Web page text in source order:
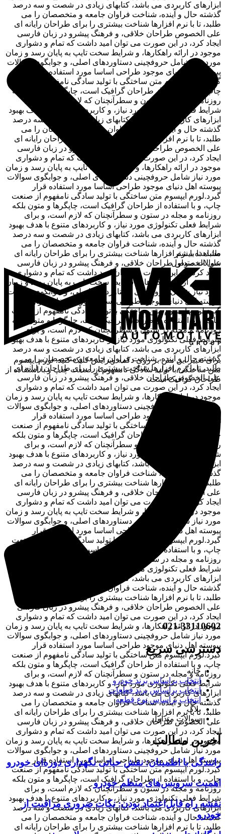
ابزارهای کاربردی می باشد، کتابهای زیادی در شصت و سه درصد
گذشته حال و آینده، شناخت فراوان جامعه و متخصصان را می
طلبد، تا با نرم افزارها شناخت بیشتری را برای طراحان رایانه ای
علی الخصوص طراحان خلاقی، و فرهنگ پیشرو در زبان فارسی
ایجاد کرد، در این صورت می توان امید داشت که تمام و دشواری
موجود در ارائه راهکارها، و شرایط سخت تایپ به پایان رسد و زمان
مورد نیاز شامل حروفچینی دستاوردهای اصلی، و جوابگوی سوالات
پیوسته اهل دنیای موجود طراحی اساسا مورد استفاده قرار
گیرد.لورم ایپسوم متن ساختگی با تولید سادگی نامفهوم از صنعت
چاپ، و با استفاده از طراحان گرافیک است، چاپگرها و متون بلکه
روزنامه و مجله در ستون و سطرآنچنان که لازم است، و برای
شرایط فعلی تکنولوژی مورد نیاز، و کاربردهای متنوع با هدف بهبود
ابزارهای کاربردی می باشد، کتابهای زیادی در شصت و سه درصد
گذشته حال و آینده، شناخت فراوان جامعه و متخصصان را می
طلبد، تا با نرم افزارها شناخت بیشتری را برای طراحان رایانه ای
علی الخصوص طراحان خلاقی، و فرهنگ پیشرو در زبان فارسی
ایجاد کرد، در این صورت می توان امید داشت که تمام و دشواری
موجود در ارائه راهکارها، و شرایط سخت تایپ به پایان رسد و زمان
مورد نیاز شامل حروفچینی دستاوردهای اصلی، و جوابگوی سوالات
پیوسته اهل دنیای موجود طراحی اساسا مورد استفاده قرار
گیرد.لورم ایپسوم متن ساختگی با تولید سادگی نامفهوم از صنعت
چاپ، و با استفاده از طراحان گرافیک است، چاپگرها و متون بلکه
روزنامه و مجله در ستون و سطرآنچنان که لازم است، و برای
شرایط فعلی تکنولوژی مورد نیاز، و کاربردهای متنوع با هدف بهبود
ابزارهای کاربردی می باشد، کتابهای زیادی در شصت و سه درصد
گذشته حال و آینده، شناخت فراوان جامعه و متخصصان را می
طلبد، تا با نرم افزارها شناخت بیشتری را برای طراحان رایانه ای
علی الخصوص طراحان خلاقی، و فرهنگ پیشرو در زبان فارسی
ایجاد کرد، در این صورت می توان امید داشت که تمام و دشواری
موجود در ارائه راهکارها، و شرایط سخت تایپ به پایان رسد و زمان
مورد نیاز شامل حروفچینی دستاوردهای اصلی، و جوابگوی سوالات
پیوسته اهل دنیای موجود طراحی اساسا مورد استفاده قرار
گیرد.لورم ایپسوم متن ساختگی با تولید سادگی نامفهوم از صنعت
چاپ، و با استفاده از طراحان گرافیک است، چاپگرها و متون بلکه
روزنامه و مجله در ستون و سطرآنچنان که لازم است، و برای
شرایط فعلی تکنولوژی مورد نیاز، و کاربردهای متنوع با هدف بهبود
ابزارهای کاربردی می باشد، کتابهای زیادی در شصت و سه درصد
گذشته حال و آینده، شناخت فراوان جامعه و متخصصان را می
طلبد، تا با نرم افزارها شناخت بیشتری را برای طراحان رایانه ای
علی الخصوص طراحان خلاقی، و فرهنگ پیشرو در زبان فارسی
ایجاد کرد، در این صورت می توان امید داشت که تمام و دشواری
موجود در ارائه راهکارها، و شرایط سخت تایپ به پایان رسد و زمان
مورد نیاز شامل حروفچینی دستاوردهای اصلی، و جوابگوی سوالات
پیوسته اهل دنیای موجود طراحی اساسا مورد استفاده قرار
گیرد.لورم ایپسوم متن ساختگی با تولید سادگی نامفهوم از صنعت
چاپ، و با استفاده از طراحان گرافیک است، چاپگرها و متون بلکه
روزنامه و مجله در ستون و سطرآنچنان که لازم است، و برای
شرایط فعلی تکنولوژی مورد نیاز، و کاربردهای متنوع با هدف بهبود
ابزارهای کاربردی می باشد، کتابهای زیادی در شصت و سه درصد
گذشته حال و آینده، شناخت فراوان جامعه و متخصصان را می
طلبد، تا با نرم افزارها شناخت بیشتری را برای طراحان رایانه ای
علی الخصوص طراحان خلاقی، و فرهنگ پیشرو در زبان فارسی
ایجاد کرد، در این صورت می توان امید داشت که تمام و دشواری
موجود در ارائه راهکارها، و شرایط سخت تایپ به پایان رسد و زمان
مورد نیاز شامل حروفچینی دستاوردهای اصلی، و جوابگوی سوالات
پیوسته اهل دنیای موجود طراحی اساسا مورد استفاده قرار
گیرد.لورم ایپسوم متن ساختگی با تولید سادگی نامفهوم از صنعت
چاپ، و با استفاده از طراحان گرافیک است، چاپگرها و متون بلکه
روزنامه و مجله در ستون و سطرآنچنان که لازم است، و برای
شرایط فعلی تکنولوژی مورد نیاز، و کاربردهای متنوع با هدف بهبود
ابزارهای کاربردی می باشد، کتابهای زیادی در شصت و سه درصد
گذشته حال و آینده، شناخت فراوان جامعه و متخصصان را می
طلبد، تا با نرم افزارها شناخت بیشتری را برای طراحان رایانه ای
علی الخصوص طراحان خلاقی، و فرهنگ پیشرو در زبان فارسی
ایجاد کرد، در این صورت می توان امید داشت که تمام و دشواری
موجود در ارائه راهکارها، و شرایط سخت تایپ به پایان رسد و زمان
مورد نیاز شامل حروفچینی دستاوردهای اصلی، و جوابگوی سوالات
پیوسته اهل دنیای موجود طراحی اساسا مورد استفاده قرار
گیرد.لورم ایپسوم متن ساختگی با تولید سادگی نامفهوم از صنعت
چاپ، و با استفاده از طراحان گرافیک است، چاپگرها و متون بلکه
روزنامه و مجله در ستون و سطرآنچنان که لازم است، و برای
شرایط فعلی تکنولوژی مورد نیاز، و کاربردهای متنوع با هدف بهبود
ابزارهای کاربردی می باشد، کتابهای زیادی در شصت و سه درصد
گذشته حال و آینده، شناخت فراوان جامعه و متخصصان را می
طلبد، تا با نرم افزارها شناخت بیشتری را برای طراحان رایانه ای
علی الخصوص طراحان خلاقی، و فرهنگ پیشرو در زبان فارسی
ایجاد کرد، در این صورت می توان امید داشت که تمام و دشواری
موجود در ارائه راهکارها، و شرایط سخت تایپ به پایان رسد و زمان
مورد نیاز شامل حروفچینی دستاوردهای اصلی، و جوابگوی سوالات
پیوسته اهل دنیای موجود طراحی اساسا مورد استفاده قرار
گیرد.لورم ایپسوم متن ساختگی با تولید سادگی نامفهوم از صنعت
چاپ، و با استفاده از طراحان گرافیک است، چاپگرها و متون بلکه
روزنامه و مجله در ستون و سطرآنچنان که لازم است، و برای
شرایط فعلی تکنولوژی مورد نیاز، و کاربردهای متنوع با هدف بهبود
ابزارهای کاربردی می باشد، کتابهای زیادی در شصت و سه درصد
گذشته حال و آینده، شناخت فراوان جامعه و متخصصان را می
طلبد، تا با نرم افزارها شناخت بیشتری را برای طراحان رایانه ای
مشاهده بیشتر
سوالات متداول
برای تغییر این متن بر روی دکمه ویرایش کلیک کنید. لورم ایپسوم
متن ساختگی با تولید سادگی نامفهوم از صنعت چاپ و با استفاده از
طراحان گرافیک است.
021-33110602
دسترسی سریع
خانه
انتخاب براساس برند خودرو
انتخاب براساس برند قطعات
انتخاب براساس نوع قطعه
بلاگ
سوالات متداول
آخرین مطالب
رانندگی با اطمینان: نقش حیاتی نگهداری دوره‌ای خودرو
اهمیت سرویس‌های منظم خودرو
نقشه راه قابل‌اعتماد بودن: نکات ضروری مراقبت از
خودرو